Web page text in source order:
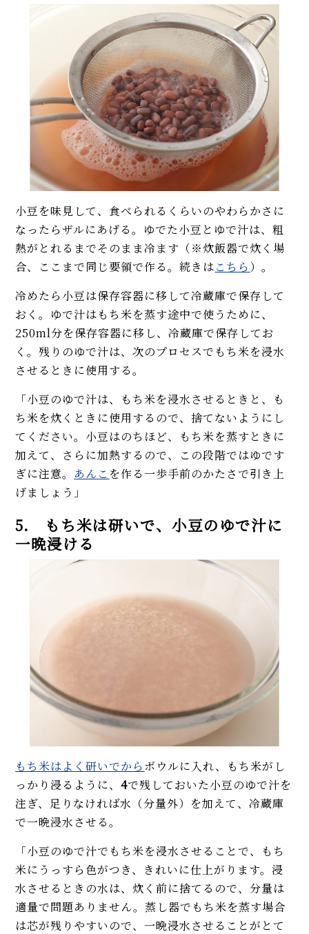
小豆を味見して、食べられるくらいのやわらかさに
なったらザルにあげる。ゆでた小豆とゆで汁は、粗
熱がとれるまでそのまま冷ます（※炊飯器で炊く場
合、ここまで同じ要領で作る。続きはこちら ）。
冷めたら小豆は保存容器に移して冷蔵庫で保存して
おく。ゆで汁はもち米を蒸す途中で使うために、
250ml分を保存容器に移し、冷蔵庫で保存してお
く。残りのゆで汁は、次のプロセスでもち米を浸水
させるときに使用する。
「小豆のゆで汁は、もち米を浸水させるときと、も
ち米を炊くときに使用するので、捨てないようにし
てください。小豆はのちほど、もち米を蒸すときに
加えて、さらに加熱するので、この段階ではゆです
ぎに注意。 あんこ を作る一歩手前のかたさで引き上
げましょう」
5. もち米は研いで、小豆のゆで汁に
一晩浸ける
もち米はよく研いでから ボウルに入れ、もち米がし
っかり浸るように、4で残しておいた小豆のゆで汁を
注ぎ、足りなければ水（分量外）を加えて、冷蔵庫
で一晩浸水させる。
「小豆のゆで汁でもち米を浸水させることで、もち
米にうっすら色がつき、きれいに仕上がります。浸
水させるときの水は、炊く前に捨てるので、分量は
適量で問題ありません。蒸し器でもち米を蒸す場合
は芯が残りやすいので、一晩浸水させることがとて